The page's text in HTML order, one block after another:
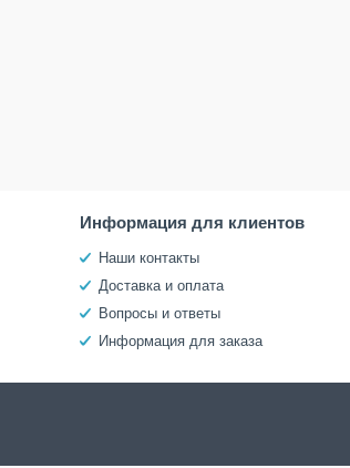
Информация для клиентов
Наши контакты
Доставка и оплата
Вопросы и ответы
Информация для заказа